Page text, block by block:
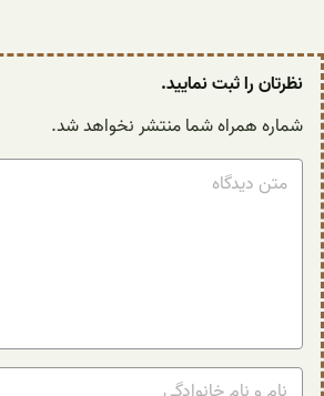
نظرتان را ثبت نمایید.
شماره همراه شما منتشر نخواهد شد.